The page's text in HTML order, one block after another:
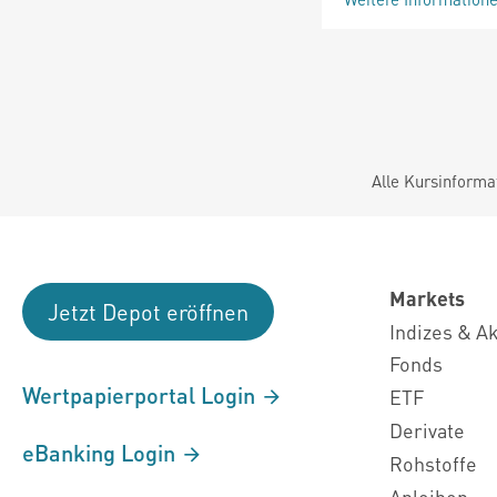
Alle
Jetzt Depot eröffnen
Wertpapierportal Login
eBanking Login
Markets
Indizes &
Fonds
ETF
Derivate
Rohstoffe